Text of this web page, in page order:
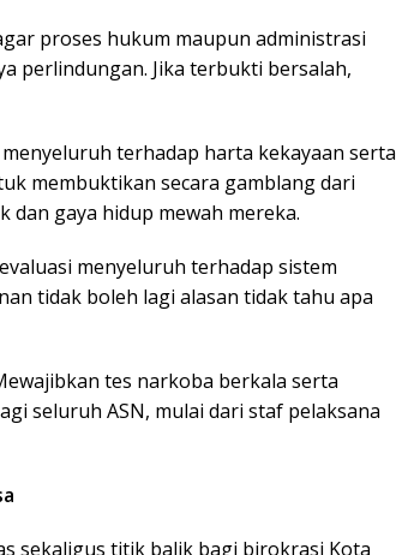
proses hukum maupun administrasi
perlindungan. Jika terbukti bersalah,
terhadap harta kekayaan serta
membuktikan secara gamblang dari
dan gaya hidup mewah mereka.
menyeluruh terhadap sistem
tidak boleh lagi alasan tidak tahu apa
tes narkoba berkala serta
seluruh ASN, mulai dari staf pelaksana
sekaligus titik balik bagi birokrasi Kota